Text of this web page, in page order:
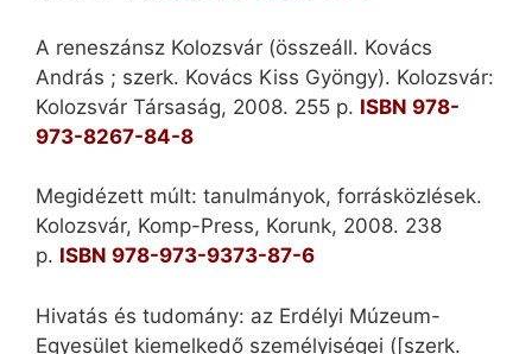
A reneszánsz Kolozsvár (összeáll. Kovács
András ; szerk. Kovács Kiss Gyöngy). Kolozsvár:
Kolozsvár Társaság, 2008. 255 p. ISBN 978-
973-8267-84-8
Megidézett múlt: tanulmányok, forrásközlések.
Kolozsvár, Komp-Press, Korunk, 2008. 238
p. ISBN 978-973-9373-87-6
Hivatás és tudomány: az Erdélyi Múzeum-
Egyesület kiemelkedő személyiségei ([szerk.